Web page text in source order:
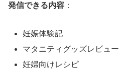
発信できる内容 ：
妊娠体験記
マタニティグッズレビュー
妊婦向けレシピ